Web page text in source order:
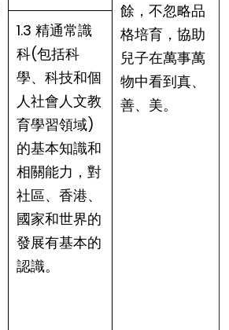
餘，不忽略品
格培育，協助
兒子在萬事萬
物中看到真、
善、美。
1.3 精通常識
科(包括科
學、科技和個
人社會人文教
育學習領域)
的基本知識和
相關能力，對
社區、香港、
國家和世界的
發展有基本的
認識。